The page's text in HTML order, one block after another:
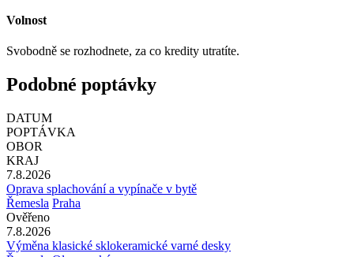
Volnost
Svobodně se rozhodnete, za co kredity utratíte.
Podobné poptávky
DATUM
POPTÁVKA
OBOR
KRAJ
7.8.2026
Oprava splachování a vypínače v bytě
Řemesla Praha
Ověřeno
7.8.2026
Výměna klasické sklokeramické varné desky